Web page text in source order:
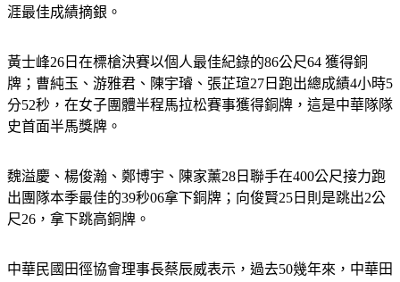
涯最佳成績摘銀。
黃士峰26日在標槍決賽以個人最佳紀錄的86公尺64 獲得銅
牌；曹純玉、游雅君、陳宇璿、張芷瑄27日跑出總成績4小時5
分52秒，在女子團體半程馬拉松賽事獲得銅牌，這是中華隊隊
史首面半馬獎牌。
魏溢慶、楊俊瀚、鄭博宇、陳家薰28日聯手在400公尺接力跑
出團隊本季最佳的39秒06拿下銅牌；向俊賢25日則是跳出2公
尺26，拿下跳高銅牌。
中華民國田徑協會理事長蔡辰威表示，過去50幾年來，中華田